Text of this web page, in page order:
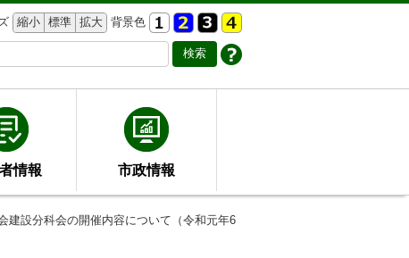
縮小 標準 拡大 背景色
情報 市政情報
建設分科会の開催内容について（令和元年6